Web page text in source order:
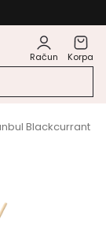
Račun Korpa
Blackcurrant